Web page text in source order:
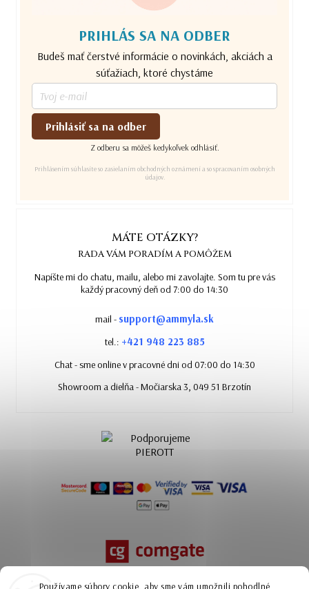
Používame súbory cookie, aby sme vám umožnili pohodlné
PRIHLÁS SA NA ODBER
Budeš mať čerstvé informácie o novinkách, akciách a
súťažiach, ktoré chystáme
Prihlásiť sa na odber
Z odberu sa môžeš kedykoľvek odhlásiť.
Prihlásením súhlasíte so zasielaním obchodných oznámení a so spracovaním osobných
údajov.
MÁTE OTÁZKY?
RADA VÁM PORADÍM A POMÔŽEM
Napíšte mi do chatu, mailu, alebo mi zavolajte. Som tu pre vás
každý pracovný deň od 7:00 do 14:30
mail - support@ammyla.sk
tel.: +421 948 223 885
Chat - sme online v pracovné dni od 07:00 do 14:30
Showroom a dielňa - Močiarska 3, 049 51 Brzotín